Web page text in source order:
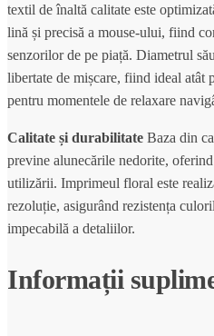
textil de înaltă calitate este
lină și precisă a mouse-ului, fiind
senzorilor de pe piață. Diametrul
libertate de mișcare, fiind ideal atât
pentru momentele de relaxare
Calitate și durabilitate Baza din
previne alunecările nedorite,
utilizării. Imprimeul floral este
rezoluție, asigurând rezistența
impecabilă a detaliilor.
Informații